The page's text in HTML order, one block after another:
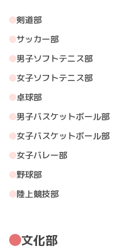
剣道部
サッカー部
男子ソフトテニス部
女子ソフトテニス部
卓球部
男子バスケットボール部
女子バスケットボール部
女子バレー部
野球部
陸上競技部
文化部